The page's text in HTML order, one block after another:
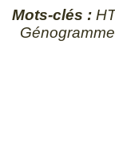
Mots-clés :